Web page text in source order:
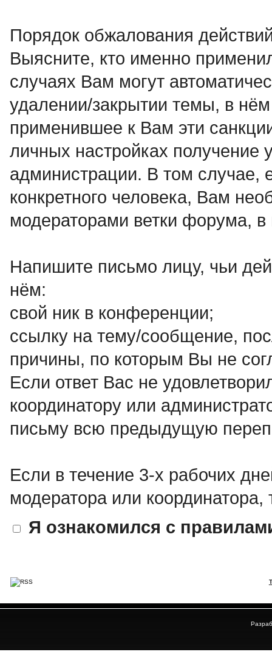
Порядок обжалования
Выясните, кто именно
случаях Вам могут
удалении/закрытии темы, в
применившее к Вам эти
личных настройках получение
администрации. В том случае,
конкретного человека, Вам
модераторами ветки форума,
Напишите письмо лицу, чьи
нём:
свой ник в конференции;
ссылку на тему/сообщение,
причины, по которым Вы не
Если ответ Вас не
координатору или
письму всю предыдущую
Если в течение 3-х рабочих
модератора или
Я ознакомился с